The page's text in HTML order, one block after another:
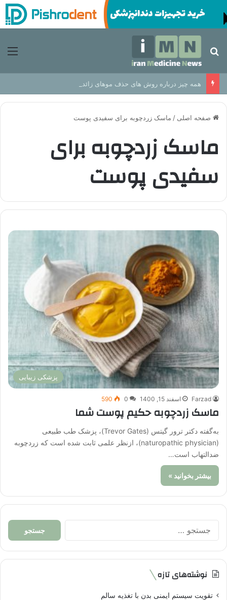
جستجو برای
همه چیز درباره روش های حذف موهای زائد از مزایا تا عوارض
صفحه اصلی / ماسک زردچوبه برای سفیدی پوست
ماسک زردچوبه برای
سفیدی پوست
پزشکی زیبایی
Farzad اسفند 15, 1400 0
590
ماسک زردچوبه حکیم پوست شما
به‌گفته دکتر ترور گیتس (Trevor Gates)، پزشک طب طبیعی
(naturopathic physician)، ازنظر علمی ثابت شده است که زردچوبه
ضدالتهاب است…
بیشتر بخوانید »
جستجو
نوشته‌های تازه
تقویت سیستم ایمنی بدن با تغذیه سالم